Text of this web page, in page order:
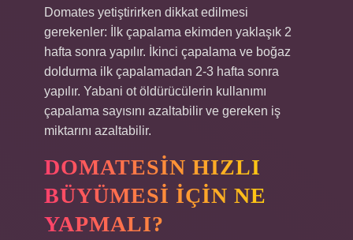
Domates yetiştirirken dikkat edilmesi
gerekenler: İlk çapalama ekimden yaklaşık 2
hafta sonra yapılır. İkinci çapalama ve boğaz
doldurma ilk çapalamadan 2-3 hafta sonra
yapılır. Yabani ot öldürücülerin kullanımı
çapalama sayısını azaltabilir ve gereken iş
miktarını azaltabilir.
DOMATESIN HIZLI
BÜYÜMESI IÇIN NE
YAPMALI?